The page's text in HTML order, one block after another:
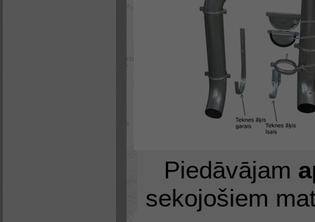
Piedāvājam
sekojošiem